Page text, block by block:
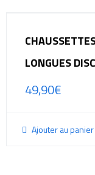
LONGUES
49,90€
Ajouter au panier